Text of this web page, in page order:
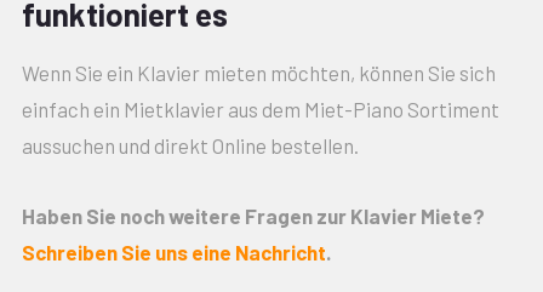
funktioniert es
Wenn Sie ein Klavier mieten möchten, können Sie sich
einfach ein Mietklavier aus dem Miet-Piano Sortiment
aussuchen und direkt Online bestellen.
Haben Sie noch weitere Fragen zur Klavier Miete?
Schreiben Sie uns eine Nachricht.